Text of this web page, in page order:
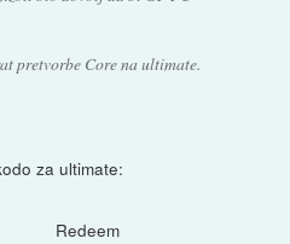
pretvorbe Core na ultimate.
za ultimate:
Redeem